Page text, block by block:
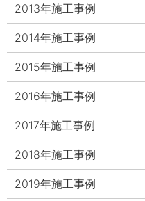
2013年施工事例
2014年施工事例
2015年施工事例
2016年施工事例
2017年施工事例
2018年施工事例
2019年施工事例